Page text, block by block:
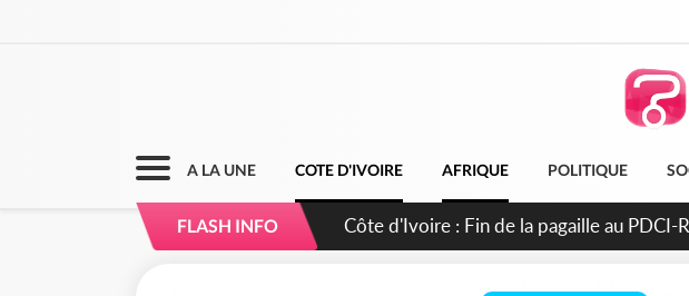
A LA UNE COTE D'IVOIRE AFRIQUE POLITIQUE
FLASH INFO Côte d'Ivoire : Ouattara promet des